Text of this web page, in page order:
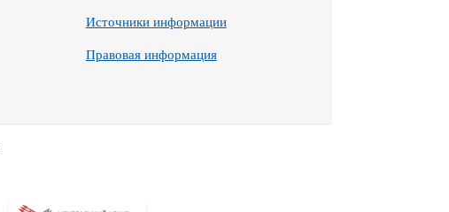
Источники информации
Правовая информация